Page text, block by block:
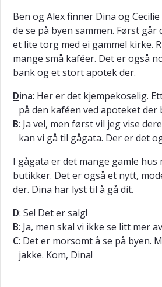
Ben og Alex finner Dina og
de se på byen sammen. Først
et lite torg med ei gammel kirke.
mange små kaféer. Det er også
bank og et stort apotek der.
Dina: Her er det kjempekoselig.
på den kaféen ved apoteket der
B: Ja vel, men først vil jeg vise
kan vi gå til gågata. Der er det
I gågata er det mange gamle hus
butikker. Det er også et nytt,
der. Dina har lyst til å gå dit.
D: Se! Det er salg!
B: Ja, men skal vi ikke se litt mer
C: Det er morsomt å se på byen.
jakke. Kom, Dina!